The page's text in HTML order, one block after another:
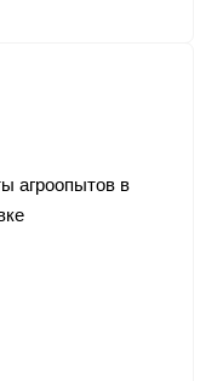
агроопытов в